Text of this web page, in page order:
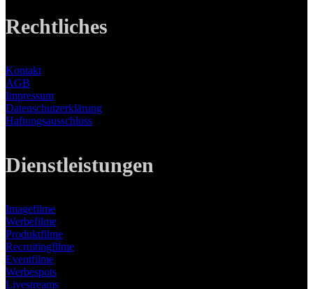
Rechtliches
Kontakt
AGB
Impressum
Datenschutzerklärung
Haftungsausschluss
Dienstleistungen
Imagefilme
Werbefilme
Produktfilme
Recruitingfilme
Eventfilme
Werbespots
Livestreams